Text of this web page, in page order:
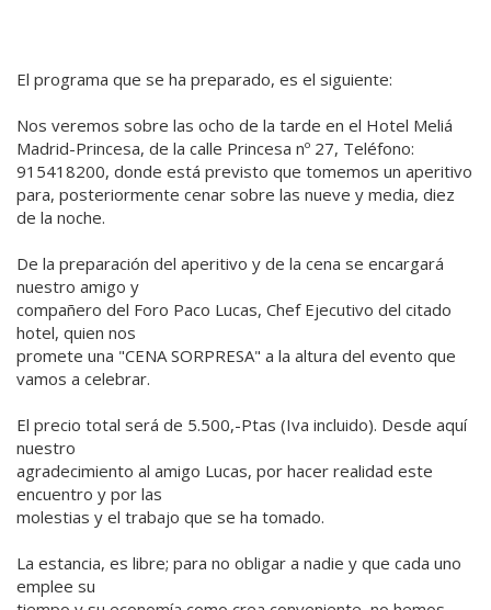
El programa que se ha preparado, es el siguiente:
Nos veremos sobre las ocho de la tarde en el Hotel Meliá
Madrid-Princesa, de la calle Princesa nº 27, Teléfono:
915418200, donde está previsto que tomemos un aperitivo
para, posteriormente cenar sobre las nueve y media, diez
de la noche.
De la preparación del aperitivo y de la cena se encargará
nuestro amigo y
compañero del Foro Paco Lucas, Chef Ejecutivo del citado
hotel, quien nos
promete una "CENA SORPRESA" a la altura del evento que
vamos a celebrar.
El precio total será de 5.500,-Ptas (Iva incluido). Desde aquí
nuestro
agradecimiento al amigo Lucas, por hacer realidad este
encuentro y por las
molestias y el trabajo que se ha tomado.
La estancia, es libre; para no obligar a nadie y que cada uno
emplee su